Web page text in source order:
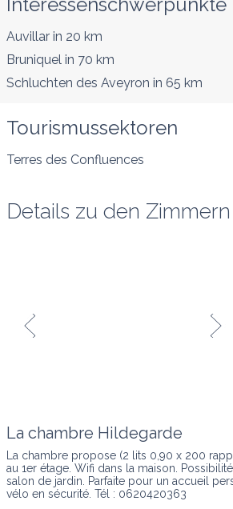
Auvillar in 20 km
Bruniquel in 70 km
Schluchten des Aveyron in 65 km
Tourismussektoren
Terres des Confluences
Details zu den Zimmern
La chambre Hildegarde
La chambre propose (2 lits 0,90 x 200
au 1er étage. Wifi dans la maison.
salon de jardin. Parfaite pour un accueil
vélo en sécurité. Tél : 0620420363